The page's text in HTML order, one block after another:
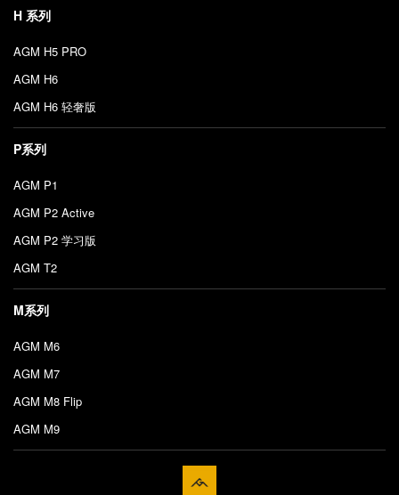
H 系列
AGM H5 PRO
AGM H6
AGM H6 轻奢版
P系列
AGM P1
AGM P2 Active
AGM P2 学习版
AGM T2
M系列
AGM M6
AGM M7
AGM M8 Flip
AGM M9